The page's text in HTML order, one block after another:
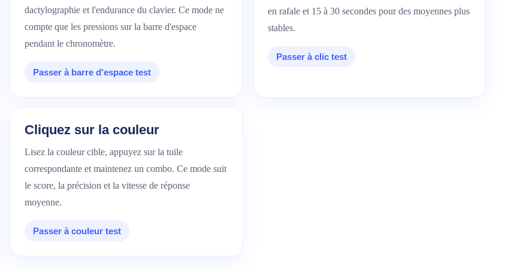
dactylographie et l'endurance du clavier. Ce mode ne
compte que les pressions sur la barre d'espace
pendant le chronomètre.
Passer à barre d'espace test
en rafale et 15 à 30 secondes pour des moyennes plus
stables.
Passer à clic test
Cliquez sur la couleur
Lisez la couleur cible, appuyez sur la tuile
correspondante et maintenez un combo. Ce mode suit
le score, la précision et la vitesse de réponse
moyenne.
Passer à couleur test